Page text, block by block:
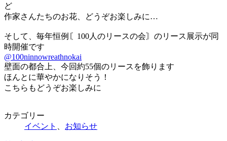
ど
作家さんたちのお花、どうぞお楽しみに…
そして、毎年恒例〘100人のリースの会〙のリース展示が同
時開催です
@100ninnowreathnokai
壁面の都合上、今回約55個のリースを飾ります
ほんとに華やかになりそう！
こちらもどうぞお楽しみに
カテゴリー
イベント
お知らせ